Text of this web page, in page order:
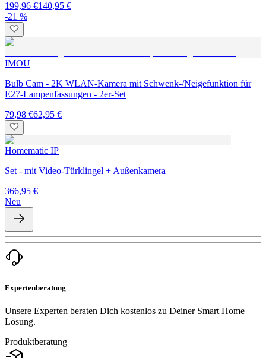
199,96 €140,95 €
-21 %
IMOU
Bulb Cam - 2K WLAN-Kamera mit Schwenk-/Neigefunktion für
E27-Lampenfassungen - 2er-Set
79,98 €62,95 €
Homematic IP
Set - mit Video-Türklingel + Außenkamera
366,95 €
Neu
Expertenberatung
Unsere Experten beraten Dich kostenlos zu Deiner Smart Home
Lösung.
Produktberatung